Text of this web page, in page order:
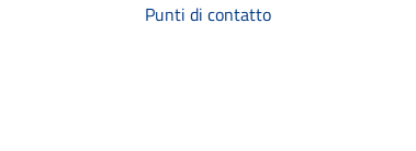
Punti di contatto